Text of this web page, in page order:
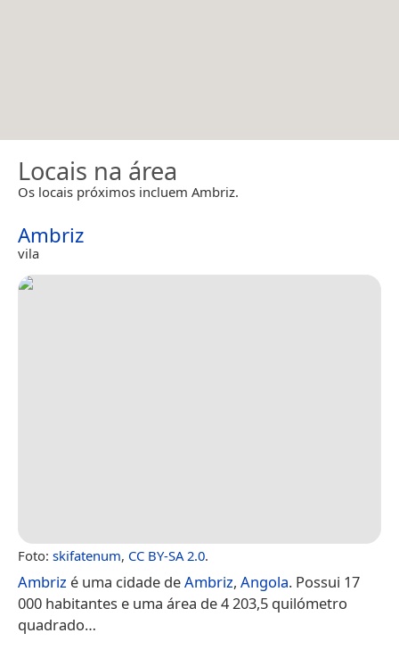
Locais na área
Os locais próximos incluem Ambriz.
Ambriz
vila
Foto: skifatenum, CC BY-SA 2.0.
Ambriz é uma cidade deAmbriz, Angola. Possui 17
000 habitantes e uma área de 4 203,5 quilómetro
quadrado…